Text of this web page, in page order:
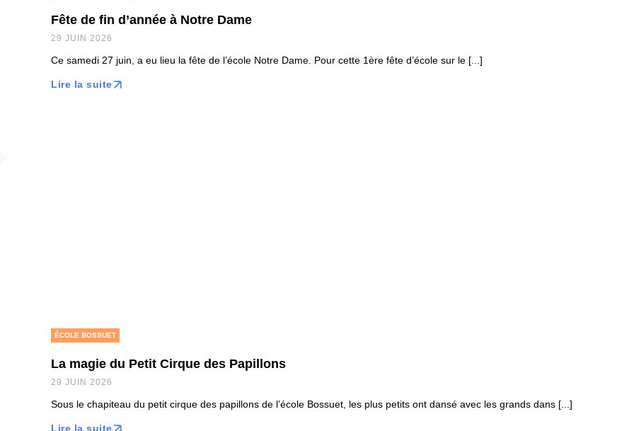
Fête de fin d’année à Notre Dame
29 JUIN 2026
Ce samedi 27 juin, a eu lieu la fête de l’école Notre Dame. Pour cette 1ère fête d’école sur le [...]
Lire la suite
ÉCOLE BOSSUET
La magie du Petit Cirque des Papillons
29 JUIN 2026
Sous le chapiteau du petit cirque des papillons de l’école Bossuet, les plus petits ont dansé avec les grands dans [...]
Lire la suite